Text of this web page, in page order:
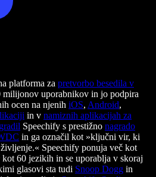
platforma za pretvorbo besedila v
milijonov uporabnikov in jo podpira
ocen na njenih iOS, Android,
in v namiznih aplikacijah za
Speechify s prestižno nagrado
in ga označil kot »ključni vir, ki
Speechify ponuja več kot
60 jezikih in se uporablja v skoraj
glasovi sta tudi Snoop Dogg in